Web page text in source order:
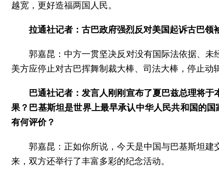
越宽，更好造福两国人民。
拉通社记者：古巴政府强烈反对美国起诉古巴领
郭嘉昆：中方一贯坚决反对没有国际法依据、
美方应停止对古巴挥舞制裁大棒、司法大棒，停止
巴通社记者：发言人刚刚宣布了夏巴兹总理将
果？巴基斯坦是世界上最早承认中华人民共和国的
有何评价？
郭嘉昆：正如你所说，今天是中国与巴基斯坦
来，双方还举行了丰富多彩的纪念活动。